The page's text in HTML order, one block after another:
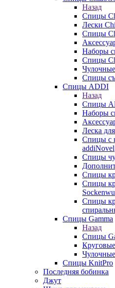
Назад
Спицы
Лески
Cпицы
Наборы
Спицы
Спицы
Спицы ADDI
Назад
Спицы
Наборы
Леска
Спицы с
addiNovel
Спицы
Спицы
Спицы
Спицы
Спицы Gamma
Назад
Спицы
Круговые
Чулочные
Спицы KnitPro
Последняя бобинка
Джут